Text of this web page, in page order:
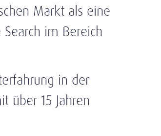
Markt als eine
im Bereich
in der
über 15 Jahren